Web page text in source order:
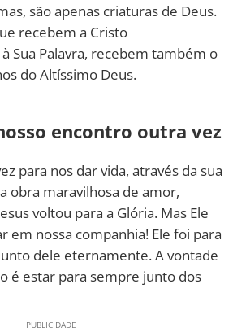
são apenas criaturas de Deus.
recebem a Cristo
Sua Palavra, recebem também o
do Altíssimo Deus.
encontro outra vez
para nos dar vida, através da sua
obra maravilhosa de amor,
voltou para a Glória. Mas Ele
em nossa companhia! Ele foi para
dele eternamente. A vontade
é estar para sempre junto dos